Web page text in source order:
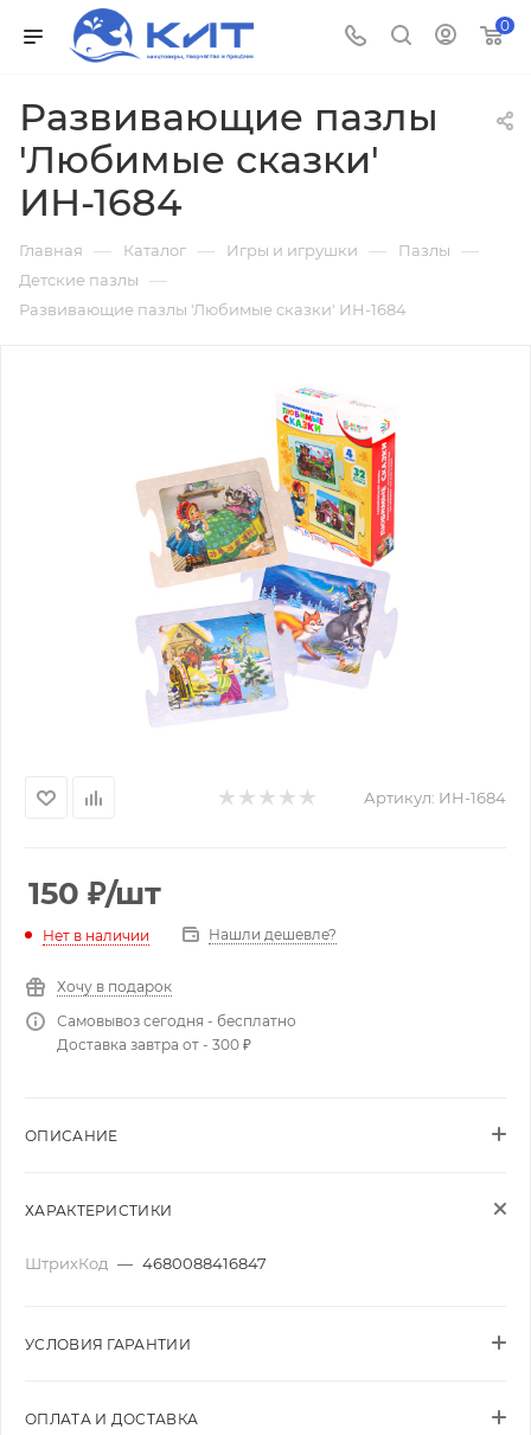
0
Развивающие пазлы
'Любимые сказки'
ИН-1684
Главная — Каталог — Игры и игрушки — Пазлы —
Детские пазлы —
Развивающие пазлы 'Любимые сказки' ИН-1684
Артикул: ИН-1684
150 ₽/шт
Нет в наличии Нашли дешевле?
Хочу в подарок
Самовывоз сегодня - бесплатно
Доставка завтра от - 300 ₽
ОПИСАНИЕ
ХАРАКТЕРИСТИКИ
ШтрихКод — 4680088416847
УСЛОВИЯ ГАРАНТИИ
ОПЛАТА И ДОСТАВКА